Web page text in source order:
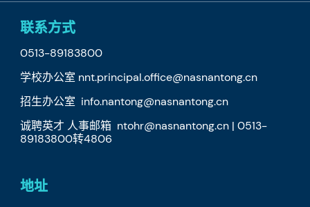
联系方式
0513-89183800
学校办公室 nnt.principal.office@nasnantong.cn
招生办公室 info.nantong@nasnantong.cn
诚聘英才 人事邮箱 ntohr@nasnantong.cn | 0513-
89183800转4806
地址